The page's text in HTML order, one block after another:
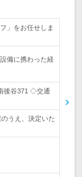
」をお任せしま
備に携わった経
後谷371 ◇交通
うえ、決定いた